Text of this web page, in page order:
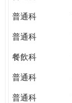
THE
PATH
GLOBAL
普通科
普通科
餐飲科
普通科
普通科